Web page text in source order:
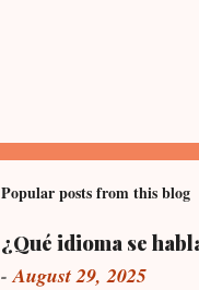
Popular posts from this blog
¿Qué idioma se
-August 29, 2025